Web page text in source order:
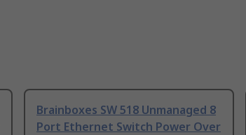
Brainboxes SW 518 Unmanaged 8
Port Ethernet Switch Power Over